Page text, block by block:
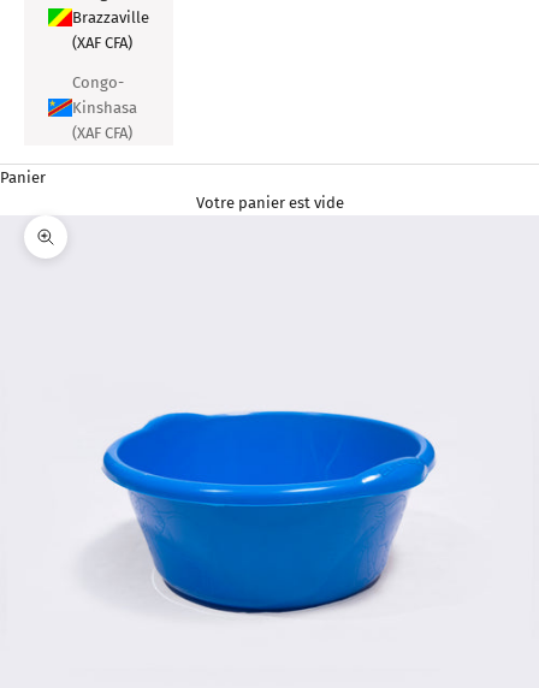
Brazzaville
(XAF CFA)
Congo-
Kinshasa
(XAF CFA)
Panier
Votre panier est vide
Zoomer sur l'image